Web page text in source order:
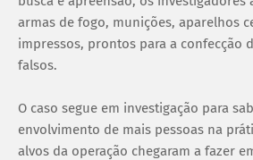
armas de fogo, munições, aparelhos
impressos, prontos para a confecção
falsos.
O caso segue em investigação para
envolvimento de mais pessoas na
alvos da operação chegaram a fazer